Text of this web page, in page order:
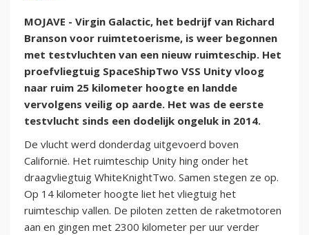
MOJAVE - Virgin Galactic, het bedrijf van Richard
Branson voor ruimtetoerisme, is weer begonnen
met testvluchten van een nieuw ruimteschip. Het
proefvliegtuig SpaceShipTwo VSS Unity vloog
naar ruim 25 kilometer hoogte en landde
vervolgens veilig op aarde. Het was de eerste
testvlucht sinds een dodelijk ongeluk in 2014.
De vlucht werd donderdag uitgevoerd boven
Californië. Het ruimteschip Unity hing onder het
draagvliegtuig WhiteKnightTwo. Samen stegen ze op.
Op 14 kilometer hoogte liet het vliegtuig het
ruimteschip vallen. De piloten zetten de raketmotoren
aan en gingen met 2300 kilometer per uur verder